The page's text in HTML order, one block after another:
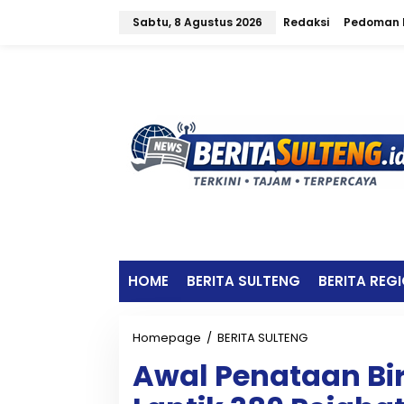
Sabtu, 8 Agustus 2026 Redaksi Pedoman
HOME BERITA SULTENG BERITA
Homepage / BERITA SULTENG
a
l
Awal Penataan